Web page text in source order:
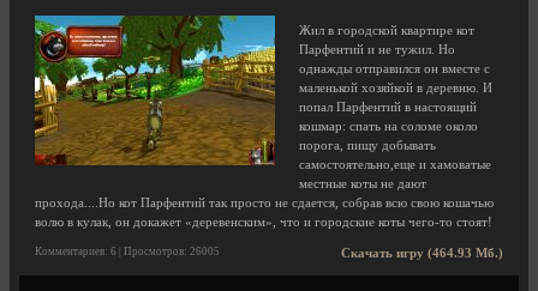
Жил в городской квартире кот
Парфентий и не тужил. Но
однажды отправился он вместе с
маленькой хозяйкой в деревню. И
попал Парфентий в настоящий
кошмар: спать на соломе около
порога, пищу добывать
самостоятельно,еще и хамоватые
местные коты не дают
прохода....Но кот Парфентий так просто не сдается, собрав всю свою кошачью
волю в кулак, он докажет «деревенским», что и городские коты чего-то стоят!
Скачать игру (464.93 Мб.)
Комментариев: 6 | Просмотров: 26005